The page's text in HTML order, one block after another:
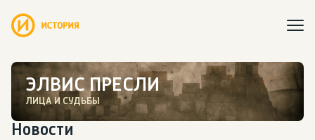
ЭЛВИС ПРЕСЛИ
ЛИЦА И СУДЬБЫ
Новости